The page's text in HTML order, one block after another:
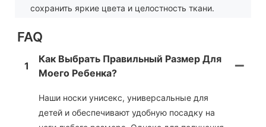
сохранить яркие цвета и целостность ткани.
FAQ
1
Как Выбрать Правильный Размер Для
Моего Ребенка?
Наши носки унисекс, универсальные для
детей и обеспечивают удобную посадку на